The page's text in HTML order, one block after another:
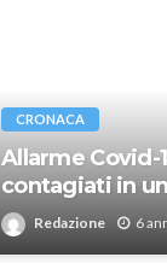
CRONACA
Allarme Covid-
contagiati in
Redazione 6